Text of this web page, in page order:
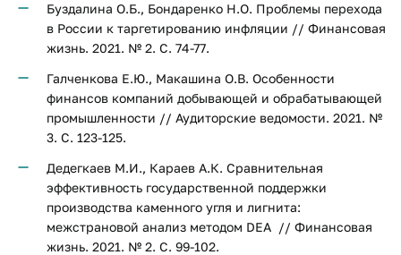
Буздалина О.Б., Бондаренко Н.О. Проблемы перехода
в России к таргетированию инфляции // Финансовая
жизнь. 2021. № 2. С. 74-77.
Галченкова Е.Ю., Макашина О.В. Особенности
финансов компаний добывающей и обрабатывающей
промышленности // Аудиторские ведомости. 2021. №
3. С. 123-125.
Дедегкаев М.И., Караев А.К. Сравнительная
эффективность государственной поддержки
производства каменного угля и лигнита:
межстрановой анализ методом DEA // Финансовая
жизнь. 2021. № 2. С. 99-102.